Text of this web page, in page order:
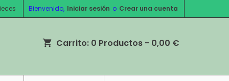
Bienvenido, Iniciar sesión o Crear una cuenta
shopping_cart Carrito: 0 Productos - 0,00 €